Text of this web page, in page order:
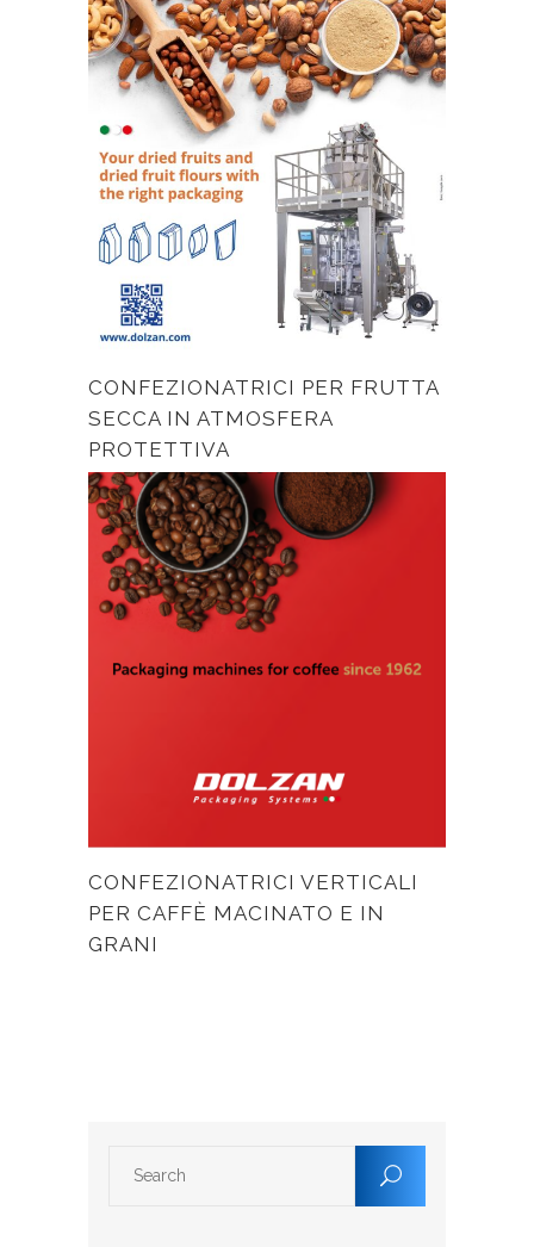
CONFEZIONATRICI PER FRUTTA
SECCA IN ATMOSFERA
PROTETTIVA
CONFEZIONATRICI VERTICALI
PER CAFFÈ MACINATO E IN
GRANI